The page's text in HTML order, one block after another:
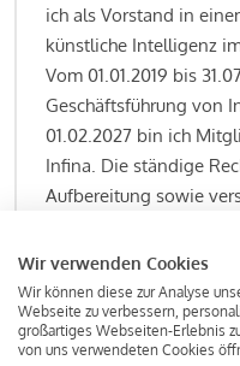
ich als Vorstand in
künstliche Intelligenz
Vom 01.01.2019 bis
Geschäftsführung von
01.02.2027 bin ich
Infina. Die ständige
Aufbereitung sowie
Kreditgeschäft gehören
Wir verwenden Cookies
Wir können diese zur Analyse
Webseite zu verbessern,
großartiges Webseiten-Erlebnis
von uns verwendeten Cookies